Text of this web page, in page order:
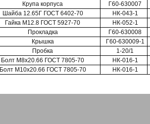
Крупа корпуса
Г60-630007
Шайба 12.65Г ГОСТ 6402-70
НК-043-1
Гайка М12.8 ГОСТ 5927-70
НК-052-1
Прокладка
Г60-630008
Крышка
Г60-630009-1
Пробка
1-20/1
Болт М8х20.66 ГОСТ 7805-70
НК-016-1
Болт М10x20.66 ГОСТ 7805-70 НК-016-1